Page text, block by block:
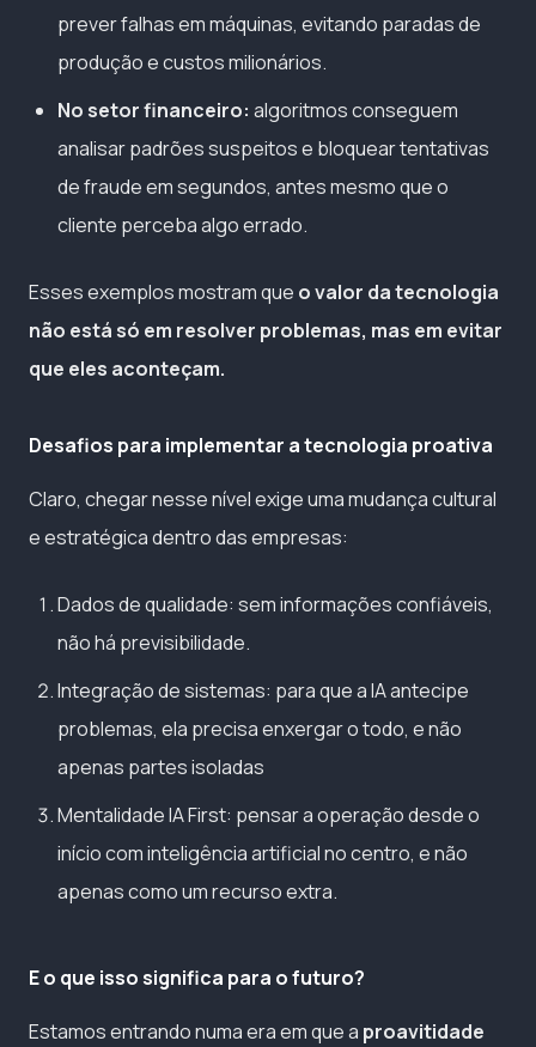
prever falhas em máquinas, evitando paradas de
produção e custos milionários.
No setor financeiro: algoritmos conseguem
analisar padrões suspeitos e bloquear tentativas
de fraude em segundos, antes mesmo que o
cliente perceba algo errado.
Esses exemplos mostram que o valor da tecnologia
não está só em resolver problemas, mas em evitar
que eles aconteçam.
Desafios para implementar a tecnologia proativa
Claro, chegar nesse nível exige uma mudança cultural
e estratégica dentro das empresas:
Dados de qualidade: sem informações confiáveis,
não há previsibilidade.
Integração de sistemas: para que a IA antecipe
problemas, ela precisa enxergar o todo, e não
apenas partes isoladas
Mentalidade IA First: pensar a operação desde o
início com inteligência artificial no centro, e não
apenas como um recurso extra.
E o que isso significa para o futuro?
Estamos entrando numa era em que a proavitidade